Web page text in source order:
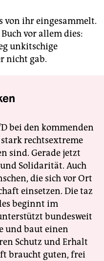
von ihr eingesammelt.
vor allem dies:
unkitschige
nicht gab.
bei den kommenden
rechtsextreme
sind. Gerade jetzt
Solidarität. Auch
die sich vor Ort
einsetzen. Die taz
beginnt im
bundesweit
und baut einen
Schutz und Erhalt
braucht guten, frei